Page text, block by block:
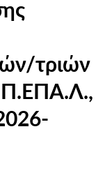
τριών
Π.ΕΠΑ.Λ.,